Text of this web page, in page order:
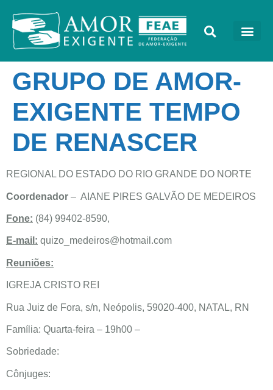
GRUPO DE AMOR-
EXIGENTE TEMPO
DE RENASCER
REGIONAL DO ESTADO DO RIO GRANDE DO NORTE
Coordenador – AIANE PIRES GALVÃO DE MEDEIROS
Fone: (84) 99402-8590,
E-mail: quizo_medeiros@hotmail.com
Reuniões:
IGREJA CRISTO REI
Rua Juiz de Fora, s/n, Neópolis, 59020-400, NATAL, RN
Família: Quarta-feira – 19h00 –
Sobriedade:
Cônjuges: